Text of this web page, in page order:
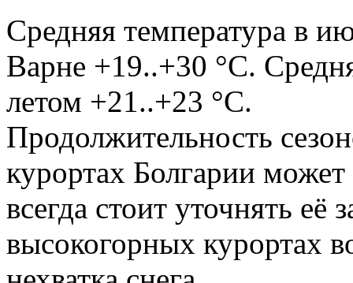
Средняя температура в
Варне +19..+30 °C.
летом +21..+23 °C.
Продолжительность
курортах Болгарии может
всегда стоит уточнять
высокогорных курортах